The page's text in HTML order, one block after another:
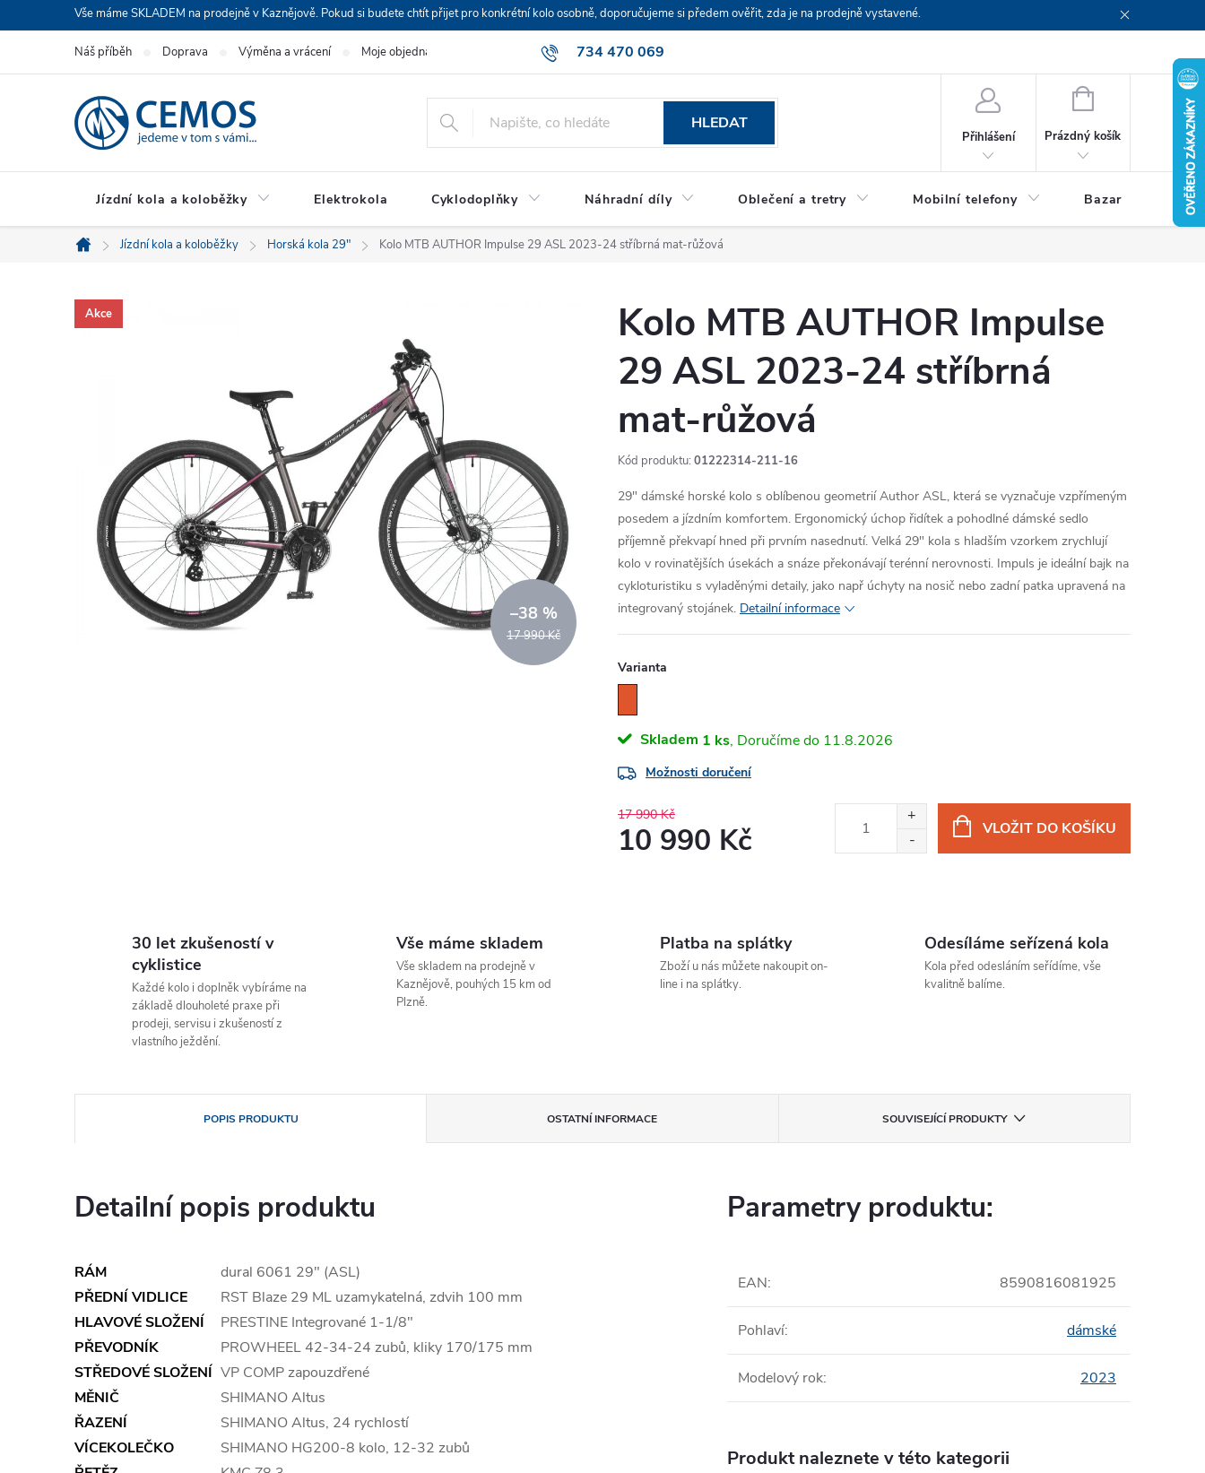
na
Vše máme SKLADEM na prodejně v Kaznějově. Pokud si budete chtít přijet pro konkrétní kolo osobně, doporučujeme si předem ověřit, zda je na prodejně vystavené.
734 470 069
Náš příběh Doprava Výměna a vrácení Moje objednávka
HLEDAT
Přihlášení
NÁKUPNÍ
Prázdný košík
Jízdní kola a koloběžky Elektrokola Cyklodoplňky Náhradní díly Oblečení a tretry Mobilní telefony Bazar Servis
Domů
Jízdní kola a koloběžky Horská kola 29" Kolo MTB AUTHOR Impulse 29 ASL 2023-24 stříbrná mat-růžová
Akce
17 990 Kč
–38 %
Kolo MTB AUTHOR Impulse
29 ASL 2023-24 stříbrná
mat-růžová
Kód produktu: 01222314-211-16
29" dámské horské kolo s oblíbenou geometrií Author ASL, která se vyznačuje vzpřímeným
posedem a jízdním komfortem. Ergonomický úchop řidítek a pohodlné dámské sedlo
příjemně překvapí hned při prvním nasednutí. Velká 29" kola s hladším vzorkem zrychlují
kolo v rovinatějších úsekách a snáze překonávají terénní nerovnosti. Impuls je ideální bajk na
cykloturistiku s vyladěnými detaily, jako např úchyty na nosič nebo zadní patka upravená na
integrovaný stojánek. Detailní informace
Varianta
Skladem 1 ks 11.8.2026
Možnosti doručení
17 990 Kč
10 990 Kč VLOŽIT DO KOŠÍKU
30 let zkušeností v
cyklistice
Každé kolo i doplněk vybíráme na
základě dlouholeté praxe při
prodeji, servisu i zkušeností z
vlastního ježdění.
Vše máme skladem
Vše skladem na prodejně v
Kaznějově, pouhých 15 km od
Plzně.
Platba na splátky
Zboží u nás můžete nakoupit on-
line i na splátky.
Odesíláme seřízená kola
Kola před odesláním seřídíme, vše
kvalitně balíme.
POPIS PRODUKTU OSTATNÍ INFORMACE SOUVISEJÍCÍ PRODUKTY
Detailní popis produktu
RÁM
dural 6061 29" (ASL)
PŘEDNÍ VIDLICE
RST Blaze 29 ML uzamykatelná, zdvih 100 mm
HLAVOVÉ SLOŽENÍ
PRESTINE Integrované 1-1/8"
PŘEVODNÍK
PROWHEEL 42-34-24 zubů, kliky 170/175 mm
STŘEDOVÉ SLOŽENÍ VP COMP zapouzdřené
MĚNIČ
SHIMANO Altus
ŘAZENÍ
SHIMANO Altus, 24 rychlostí
VÍCEKOLEČKO
SHIMANO HG200-8 kolo, 12-32 zubů
Parametry produktu:
EAN: 8590816081925
Pohlaví: dámské
Modelový rok: 2023
Produkt naleznete v této kategorii